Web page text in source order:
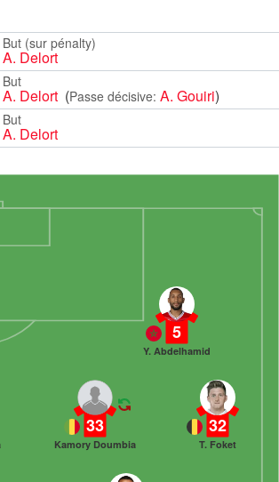
But (sur pénalty)
A. Delort
But
A. Delort (Passe décisive: A. Gouiri)
But
A. Delort
5
Y. Abdelhamid
32
T. Foket
33
Kamory Doumbia